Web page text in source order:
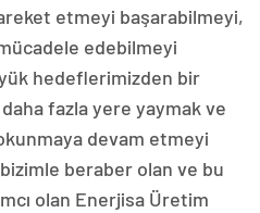
etmeyi başarabilmeyi,
edebilmeyi
hedeflerimizden bir
fazla yere yaymak ve
devam etmeyi
beraber olan ve bu
olan Enerjisa Üretim